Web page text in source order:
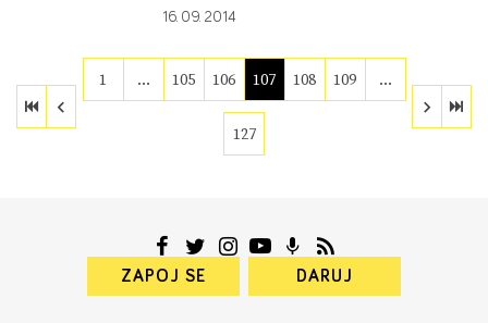
16. 09. 2014
1 … 105 106 107 108 109 …
127
ZAPOJ SE DARUJ